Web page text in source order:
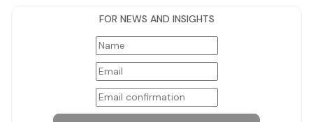
FOR NEWS AND INSIGHTS